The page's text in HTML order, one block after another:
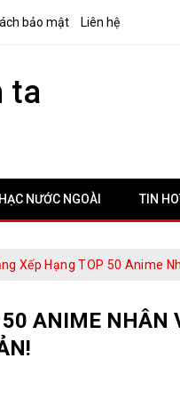
bảo mật Liên hệ
ta
NƯỚC NGOÀI TIN
Xếp Hạng TOP 50 Anime
50 ANIME